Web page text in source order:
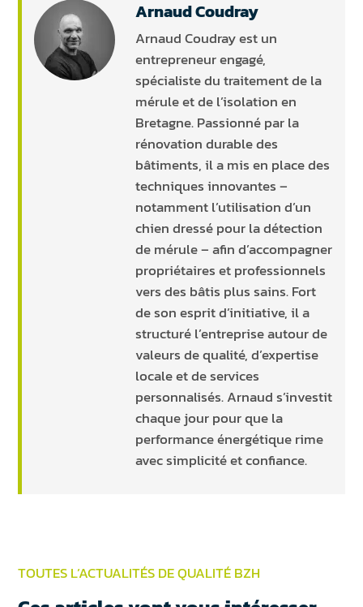
Arnaud Coudray
Arnaud Coudray est un
entrepreneur engagé,
spécialiste du traitement de la
mérule et de l’isolation en
Bretagne. Passionné par la
rénovation durable des
bâtiments, il a mis en place des
techniques innovantes –
notamment l’utilisation d’un
chien dressé pour la détection
de mérule – afin d’accompagner
propriétaires et professionnels
vers des bâtis plus sains. Fort
de son esprit d’initiative, il a
structuré l’entreprise autour de
valeurs de qualité, d’expertise
locale et de services
personnalisés. Arnaud s’investit
chaque jour pour que la
performance énergétique rime
avec simplicité et confiance.
TOUTES L’ACTUALITÉS DE QUALITÉ BZH